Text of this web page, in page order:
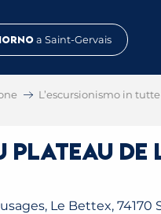
a Saint-Gervais
L’escursionismo in
Plateau
Le Bettex, 74170